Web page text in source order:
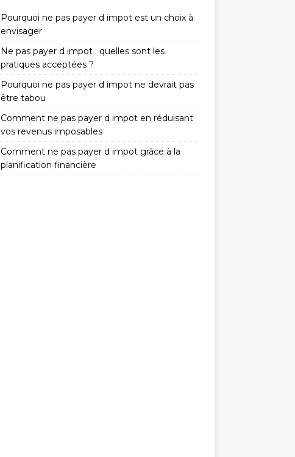
Pourquoi ne pas payer d impot est un choix à
envisager
Ne pas payer d impot : quelles sont les
pratiques acceptées ?
Pourquoi ne pas payer d impot ne devrait pas
être tabou
Comment ne pas payer d impot en réduisant
vos revenus imposables
Comment ne pas payer d impot grâce à la
planification financière